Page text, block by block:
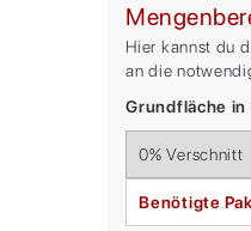
Hier kannst du
an die
Grundfläche in
Benötigte